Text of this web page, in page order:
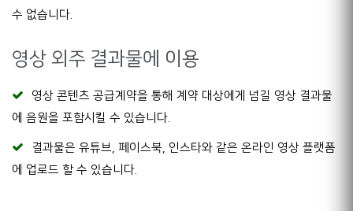
수 없습니다.
영상 외주 결과물에 이용
영상 콘텐츠 공급계약을 통해 계약 대상에게 넘길 영상 결과물
에 음원을 포함시킬 수 있습니다.
결과물은 유튜브, 페이스북, 인스타와 같은 온라인 영상 플랫폼
에 업로드 할 수 있습니다.